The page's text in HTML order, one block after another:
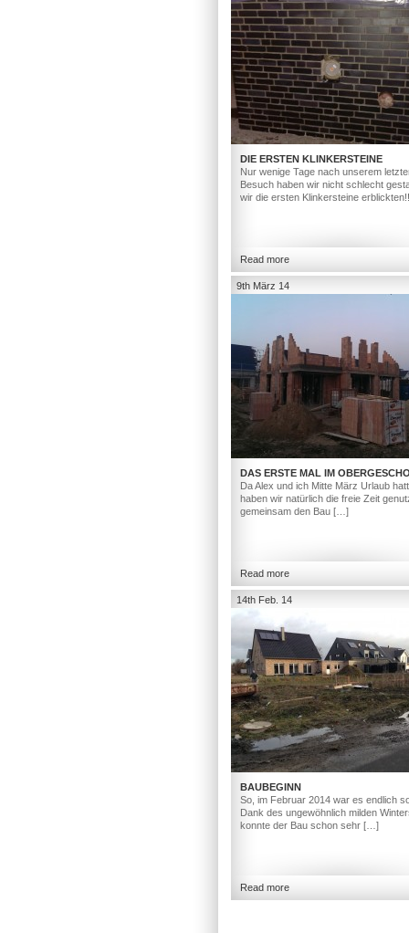
DIE ERSTEN KLINKERSTEINE
Nur wenige Tage nach unserem
Besuch haben wir nicht schlecht
wir die ersten Klinkersteine
Read more
9th März 14
DAS ERSTE MAL IM
Da Alex und ich Mitte März Urlaub
haben wir natürlich die freie Zeit
gemeinsam den Bau […]
Read more
14th Feb. 14
BAUBEGINN
So, im Februar 2014 war es endlich
Dank des ungewöhnlich milden
konnte der Bau schon sehr […]
Read more